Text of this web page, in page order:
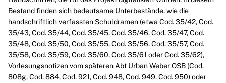
Bestand finden sich bedeutsame Unterbestände, wie die
handschriftlich verfassten Schuldramen (etwa Cod. 35/42,Cod.
35/43,Cod. 35/44,Cod. 35/45,Cod. 35/46,Cod. 35/47,Cod.
35/48,Cod. 35/50,Cod. 35/55,Cod. 35/56,Cod. 35/57,Cod.
35/58,Cod. 35/59,Cod. 35/60,Cod. 35/61 oderCod. 35/62),
Vorlesungsnotizen vom späteren Abt Urban Weber OSB (Cod.
808g,Cod. 884,Cod. 921,Cod. 948,Cod. 949,Cod. 950) oder